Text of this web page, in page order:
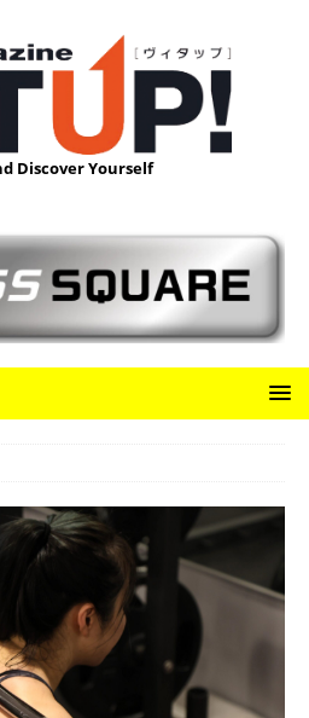
Discover Yourself